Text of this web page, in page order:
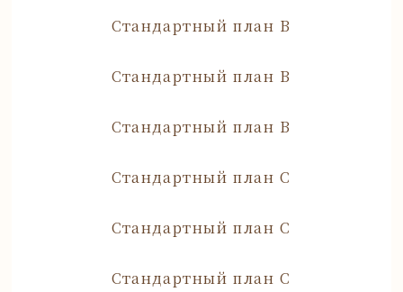
Стандартный план B
Стандартный план B
Стандартный план B
Стандартный план C
Стандартный план C
Стандартный план C